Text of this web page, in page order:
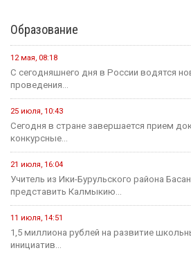
Образование
12 мая, 08:18
С сегодняшнего дня в России водятся
проведения...
25 июля, 10:43
Сегодня в стране завершается прием
конкурсные...
21 июля, 16:04
Учитель из Ики-Бурульского района
представить Калмыкию...
11 июля, 14:51
1,5 миллиона рублей на развитие
инициатив...